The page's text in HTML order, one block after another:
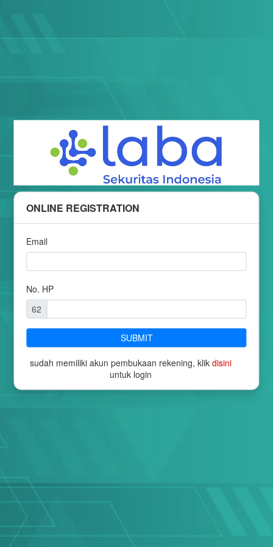
ONLINE REGISTRATION
Email
No. HP
62
SUBMIT
sudah memiliki akun pembukaan rekening, klik disini
untuk login